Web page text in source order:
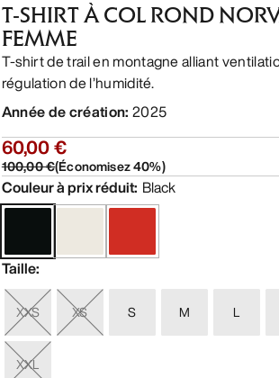
T-SHIRT À COL ROND
FEMME
T-shirt de trail en montagne alliant
régulation de l’humidité.
Année de création: 2025
60,00 €
100,00 €(Économisez40%)
Couleur à prix réduit: Black
Taille:
XXS XS S M L
XXL